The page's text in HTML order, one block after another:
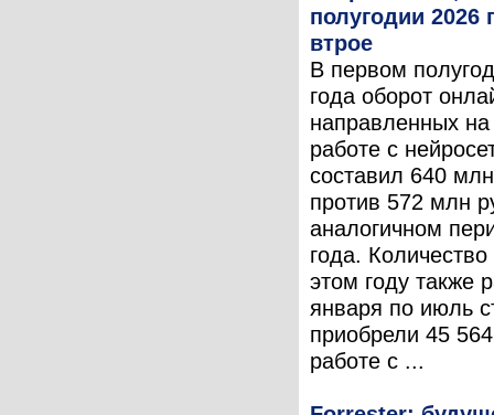
полугодии 2026
втрое
В первом
года оборот
направленных
работе с
составил 640
против 572 млн
аналогичном
года. Количество
этом году также
января по июль
приобрели 45
работе с ...